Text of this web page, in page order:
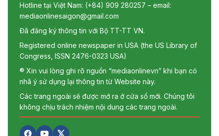
Hotline tại Việt Nam: (+84) 909 280257 – email:
mediaonlinesaigon@gmail.com
Đã đăng ký thông tin với Bộ TT-TT VN.
Registered online newspaper in USA (the US Library of
Congress, ISSN 2476-0323 USA)
® Xin vui lòng ghi rõ nguồn “mediaonlinevn” khi bạn có
nhã ý sử dụng lại thông tin từ Website này.
Các trang ngoài sẽ được mở ra ở cửa sổ mới. Chúng tôi
không chịu trách nhiệm nội dung các trang ngoài.